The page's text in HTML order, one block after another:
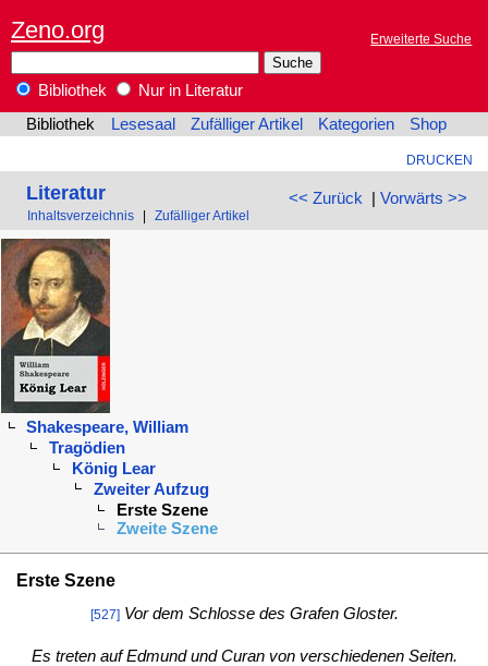
Zeno.org Erweiterte Suche
Bibliothek
Nur in Literatur
Bibliothek
Lesesaal Zufälliger Artikel Kategorien Shop
DRUCKEN
<< Zurück | Vorwärts >>
Literatur
Inhaltsverzeichnis Zufälliger Artikel
Shakespeare, William
Tragödien
König Lear
Zweiter Aufzug
Erste Szene
Zweite Szene
Erste Szene
[527] Vor dem Schlosse des Grafen Gloster.
Es treten auf Edmund und Curan von verschiedenen Seiten.